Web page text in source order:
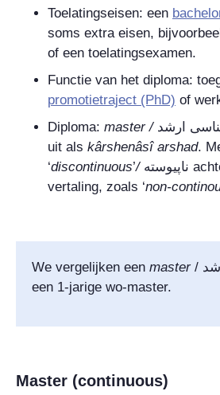
Toelatingseisen: een
soms extra eisen,
of een toelatingsexamen.
Functie van het diploma:
promotietraject (PhD) of
Diploma: master/ ارشد
uit als kârshenâsî arshad.
‘discontinuous’/ ناپیوسته
vertaling, zoals ‘non-
We vergelijken een master /
een 1-jarige wo-master.
Master (continuous)